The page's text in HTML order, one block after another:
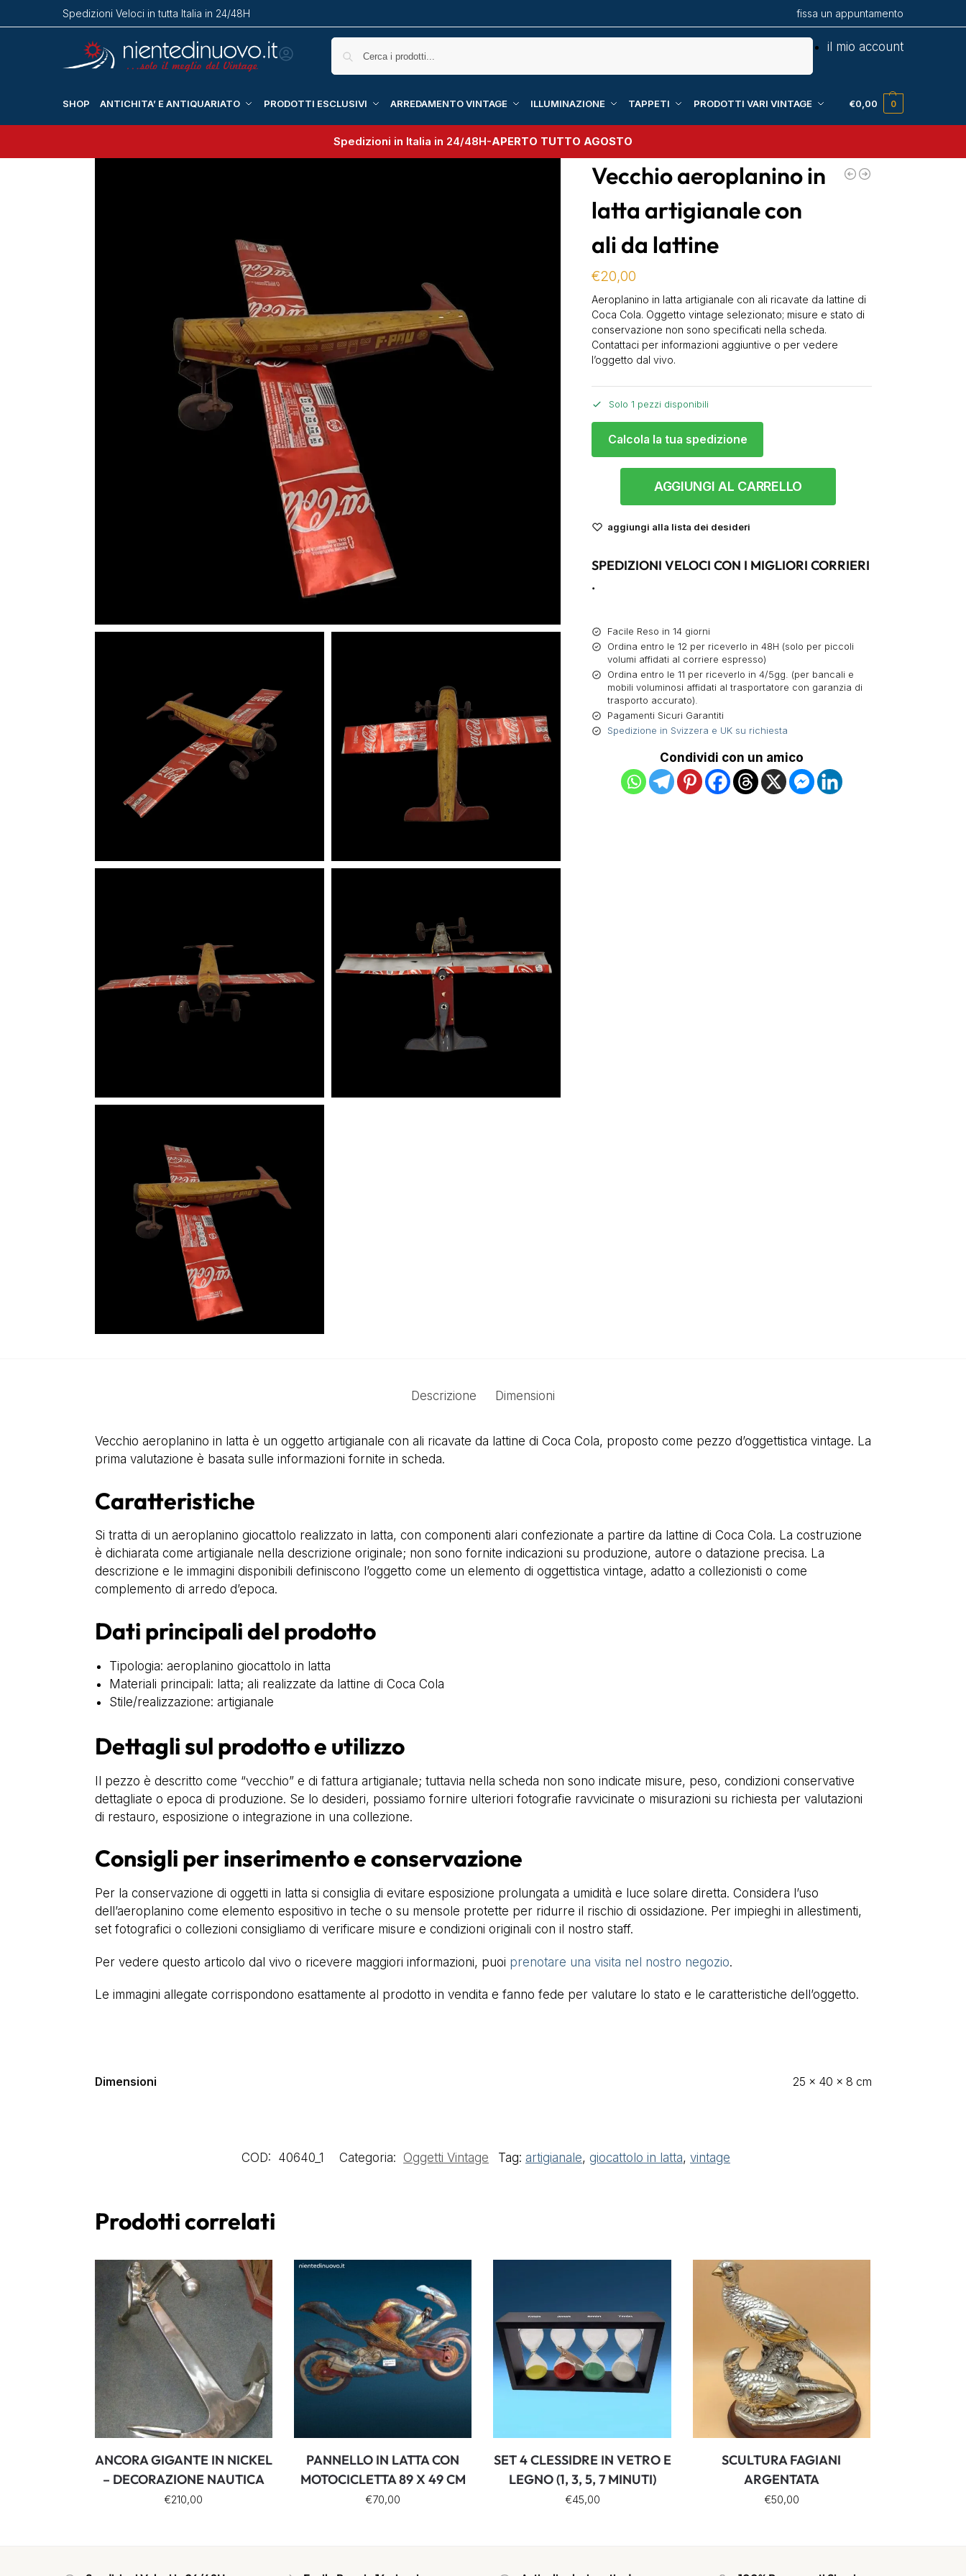
Spedizioni Veloci in tutta Italia in 24/48H fissa un appuntamento
il mio account
SHOP ANTICHITA’ E ANTIQUARIATO PRODOTTI ESCLUSIVI ARREDAMENTO VINTAGE ILLUMINAZIONE TAPPETI PRODOTTI VARI VINTAGE €0,00 0
Spedizioni in Italia in 24/48H-APERTO TUTTO AGOSTO
Vecchio aeroplanino in
latta artigianale con
ali da lattine
€20,00
Aeroplanino in latta artigianale con ali ricavate da lattine di
Coca Cola. Oggetto vintage selezionato; misure e stato di
conservazione non sono specificati nella scheda.
Contattaci per informazioni aggiuntive o per vedere
l’oggetto dal vivo.
Solo 1 pezzi disponibili
Calcola la tua spedizione
AGGIUNGI AL CARRELLO
aggiungi alla lista dei desideri
SPEDIZIONI VELOCI CON I MIGLIORI CORRIERI
.
Facile Reso in 14 giorni
Ordina entro le 12 per riceverlo in 48H (solo per piccoli
volumi affidati al corriere espresso)
Ordina entro le 11 per riceverlo in 4/5gg. (per bancali e
mobili voluminosi affidati al trasportatore con garanzia di
trasporto accurato).
Pagamenti Sicuri Garantiti
Spedizione in Svizzera e UK su richiesta
Condividi con un amico
Descrizione Dimensioni
Vecchio aeroplanino in latta è un oggetto artigianale con ali ricavate da lattine di Coca Cola, proposto come pezzo d’oggettistica vintage. La
prima valutazione è basata sulle informazioni fornite in scheda.
Caratteristiche
Si tratta di un aeroplanino giocattolo realizzato in latta, con componenti alari confezionate a partire da lattine di Coca Cola. La costruzione
è dichiarata come artigianale nella descrizione originale; non sono fornite indicazioni su produzione, autore o datazione precisa. La
descrizione e le immagini disponibili definiscono l’oggetto come un elemento di oggettistica vintage, adatto a collezionisti o come
complemento di arredo d’epoca.
Dati principali del prodotto
Tipologia: aeroplanino giocattolo in latta
Materiali principali: latta; ali realizzate da lattine di Coca Cola
Stile/realizzazione: artigianale
Dettagli sul prodotto e utilizzo
Il pezzo è descritto come “vecchio” e di fattura artigianale; tuttavia nella scheda non sono indicate misure, peso, condizioni conservative
dettagliate o epoca di produzione. Se lo desideri, possiamo fornire ulteriori fotografie ravvicinate o misurazioni su richiesta per valutazioni
di restauro, esposizione o integrazione in una collezione.
Consigli per inserimento e conservazione
Per la conservazione di oggetti in latta si consiglia di evitare esposizione prolungata a umidità e luce solare diretta. Considera l’uso
dell’aeroplanino come elemento espositivo in teche o su mensole protette per ridurre il rischio di ossidazione. Per impieghi in allestimenti,
set fotografici o collezioni consigliamo di verificare misure e condizioni originali con il nostro staff.
Per vedere questo articolo dal vivo o ricevere maggiori informazioni, puoi prenotare una visita nel nostro negozio.
Le immagini allegate corrispondono esattamente al prodotto in vendita e fanno fede per valutare lo stato e le caratteristiche dell’oggetto.
Dimensioni 25 × 40 × 8 cm
COD: 40640_1 Categoria: Oggetti Vintage Tag: artigianale, giocattolo in latta, vintage
Prodotti correlati
ANCORA GIGANTE IN NICKEL
– DECORAZIONE NAUTICA
€210,00
PANNELLO IN LATTA CON
MOTOCICLETTA 89 X 49 CM
€70,00
SET 4 CLESSIDRE IN VETRO E
LEGNO (1, 3, 5, 7 MINUTI)
€45,00
SCULTURA FAGIANI
ARGENTATA
€50,00